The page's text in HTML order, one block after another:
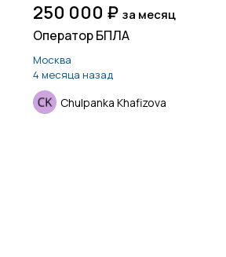
250 000 ₽ за месяц
Оператор БПЛА
Москва
4 месяца назад
Chulpanka Khafizova